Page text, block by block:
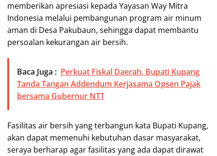
memberikan apresiasi kepada Yayasan Way Mitra
Indonesia melalui pembangunan program air minum
aman di Desa Pakubaun, sehingga dapat membantu
persoalan kekurangan air bersih.
Baca Juga : Perkuat Fiskal Daerah, Bupati Kupang
Tanda Tangan Addendum Kerjasama Opsen Pajak
bersama Gubernur NTT
Fasilitas air bersih yang terbangun kata Bupati Kupang,
akan dapat memenuhi kebutuhan dasar masyarakat,
seraya berharap agar fasilitas yang ada dapat dirawat